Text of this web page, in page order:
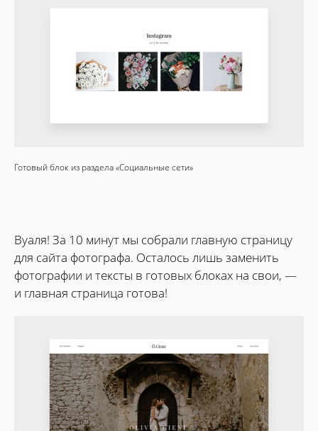
Готовый блок из раздела «Социальные сети»
Вуаля! За 10 минут мы собрали главную страницу
для сайта фотографа. Осталось лишь заменить
фотографии и тексты в готовых блоках на свои, —
и главная страница готова!